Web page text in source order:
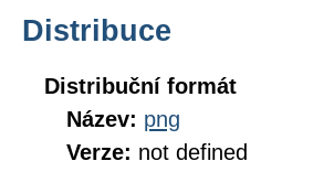
Distribuce
Distribuční formát
Název: png
Verze: not defined